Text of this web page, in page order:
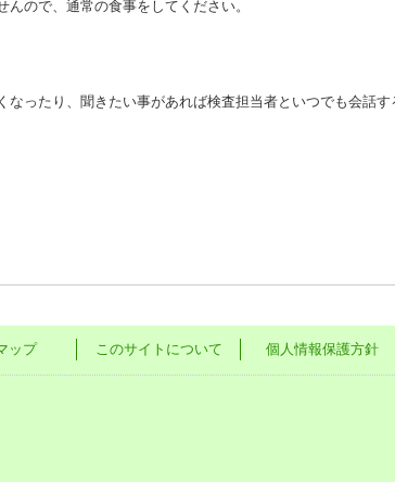
ので、通常の食事をしてください。
ったり、聞きたい事があれば検査担当者といつでも会話す
ップ このサイトについて 個人情報保護方針